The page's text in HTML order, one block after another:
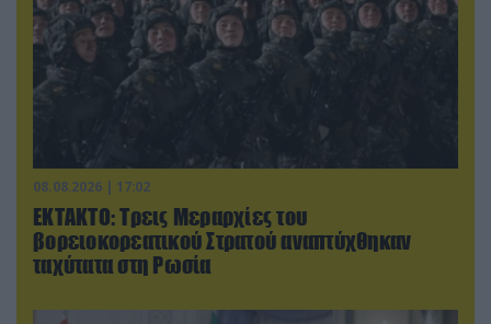
08.08.2026 | 17:02
ΕΚΤΑΚΤΟ: Τρεις Μεραρχίες του
βορειοκορεατικού Στρατού αναπτύχθηκαν
ταχύτατα στη Ρωσία